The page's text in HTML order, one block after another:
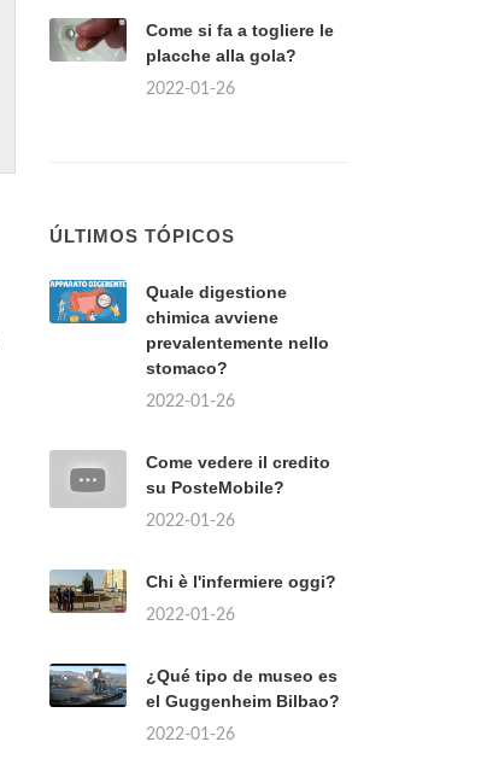
Come si fa a togliere le
placche alla gola?
2022-01-26
ÚLTIMOS TÓPICOS
Quale digestione
chimica avviene
prevalentemente nello
stomaco?
2022-01-26
Come vedere il credito
su PosteMobile?
2022-01-26
Chi è l'infermiere oggi?
2022-01-26
¿Qué tipo de museo es
el Guggenheim Bilbao?
2022-01-26